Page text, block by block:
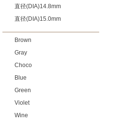
直径(DIA)14.8mm
直径(DIA)15.0mm
Brown
Gray
Choco
Blue
Green
Violet
Wine